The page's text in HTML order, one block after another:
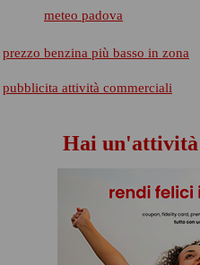
meteo padova
prezzo benzina più basso in zona
pubblicita attività commerciali
Hai un'attività